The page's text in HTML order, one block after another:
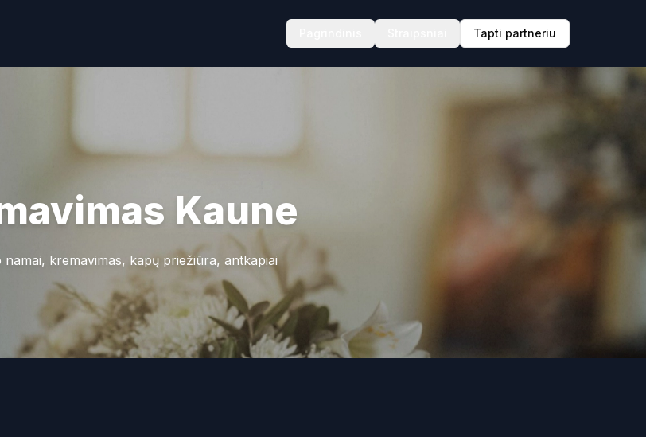
Tapti partneriu
Kaune
namai, kremavimas, kapų priežiūra, antkapiai